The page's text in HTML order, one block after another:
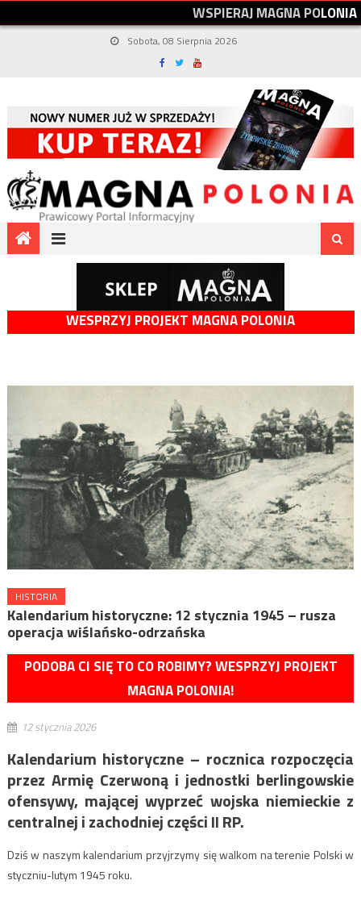
WSPIERAJMAGNAPOLONIA
Sobota, 08 Sierpnia 2026
WESPRZYJ PROJEKT MAGNA POLONIA
HISTORIA
Kalendarium historyczne: 12 stycznia 1945 – rusza
operacja wiślańsko-odrzańska
PODOBA CI SIĘ TO CO ROBIMY? WESPRZYJ PROJEKT
MAGNA POLONIA!
12 stycznia 2026
Kalendarium historyczne – rocznica rozpoczęcia
przez Armię Czerwoną i jednostki berlingowskie
ofensywy, mającej wyprzeć wojska niemieckie z
centralnej i zachodniej części II RP.
Dziś w naszym kalendarium przyjrzymy się walkom na terenie Polski w
styczniu-lutym 1945 roku.